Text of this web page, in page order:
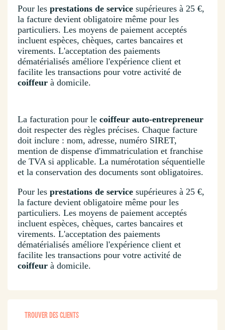
Pour les prestations de service supérieures à 25 €,
la facture devient obligatoire même pour les
particuliers. Les moyens de paiement acceptés
incluent espèces, chèques, cartes bancaires et
virements. L'acceptation des paiements
dématérialisés améliore l'expérience client et
facilite les transactions pour votre activité de
coiffeur à domicile.
La facturation pour le coiffeur auto-entrepreneur
doit respecter des règles précises. Chaque facture
doit inclure : nom, adresse, numéro SIRET,
mention de dispense d'immatriculation et franchise
de TVA si applicable. La numérotation séquentielle
et la conservation des documents sont obligatoires.
Pour les prestations de service supérieures à 25 €,
la facture devient obligatoire même pour les
particuliers. Les moyens de paiement acceptés
incluent espèces, chèques, cartes bancaires et
virements. L'acceptation des paiements
dématérialisés améliore l'expérience client et
facilite les transactions pour votre activité de
coiffeur à domicile.
TROUVER DES CLIENTS